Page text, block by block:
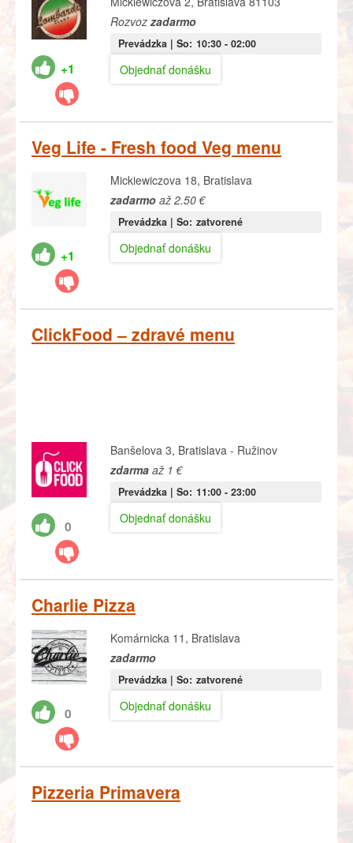
+1
Rozvoz zadarmo
Prevádzka | So: 10:30- 02:00
Objednať donášku
Veg Life - Fresh food Veg menu
+1
Mickiewiczova 18, Bratislava
zadarmoaž 2.50 €
Prevádzka | So: zatvorené
Objednať donášku
ClickFood – zdravé menu
0
Banšelova 3, Bratislava - Ružinov
zdarmaaž 1 €
Prevádzka | So: 11:00- 23:00
Objednať donášku
Charlie Pizza
0
Komárnicka 11, Bratislava
zadarmo
Prevádzka | So: zatvorené
Objednať donášku
Pizzeria Primavera